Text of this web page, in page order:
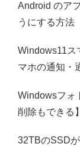
Android のア
うにする方法
Windows11ス
マホの通知・
Windowsフォ
削除もできる】
32TBのSSD